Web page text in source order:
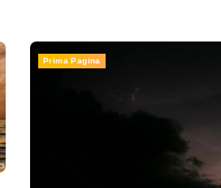
Prima Pagina